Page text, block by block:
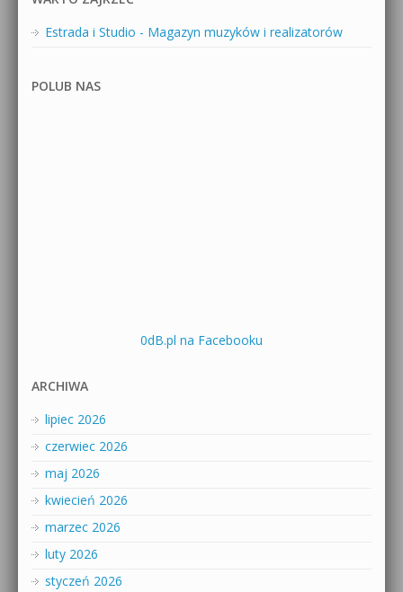
Estrada i Studio - Magazyn muzyków i realizatorów
POLUB NAS
0dB.pl na Facebooku
ARCHIWA
lipiec 2026
czerwiec 2026
maj 2026
kwiecień 2026
marzec 2026
luty 2026
styczeń 2026